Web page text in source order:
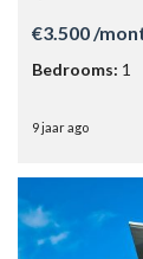
€3.500 /
Bedrooms: 1
9 jaar ago